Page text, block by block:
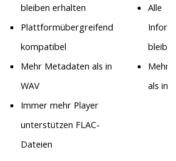
bleiben erhalten
Plattformübergreifend
kompatibel
Mehr Metadaten als in
WAV
Immer mehr Player
unterstützen FLAC-
Dateien
Alle
Mehr
als in